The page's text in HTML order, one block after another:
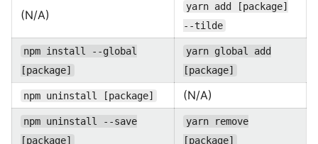
(N/A)
yarn add [package]
--tilde
npm install --global
[package]
yarn global add
[package]
npm uninstall [package] (N/A)
npm uninstall --save
[package]
yarn remove
[package]